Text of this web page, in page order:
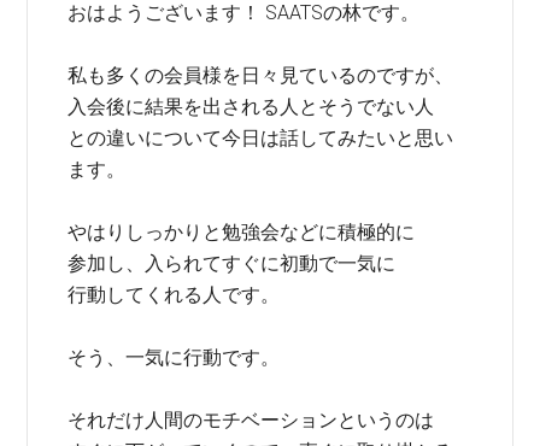
おはようございます！ SAATSの林です。
私も多くの会員様を日々見ているのですが、
入会後に結果を出される人とそうでない人
との違いについて今日は話してみたいと思い
ます。
やはりしっかりと勉強会などに積極的に
参加し、入られてすぐに初動で一気に
行動してくれる人です。
そう、一気に行動です。
それだけ人間のモチベーションというのは